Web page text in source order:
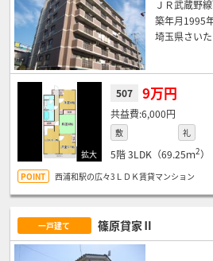
ＪＲ武蔵野線
築年月1995
埼玉県さい
507 9万円
6,000円
敷 礼
5階3LDK（69.25ｍ2）
西浦和駅の広々3ＬＤＫ賃貸マンション
一戸建て 篠原貸家Ⅱ